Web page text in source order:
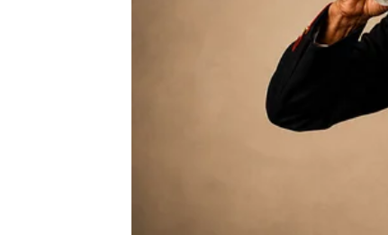
Mnogo trenutaka kada ste mislile da se
Ali upravo su vas ta iskustva pripremila
Sada ste spremne prepoznati priliku